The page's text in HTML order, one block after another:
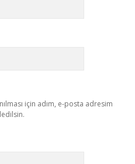
için adım, e-posta adresim